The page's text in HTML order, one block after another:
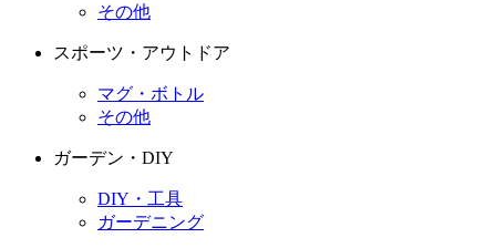
その他
スポーツ・アウトドア
マグ・ボトル
その他
ガーデン・DIY
DIY・工具
ガーデニング